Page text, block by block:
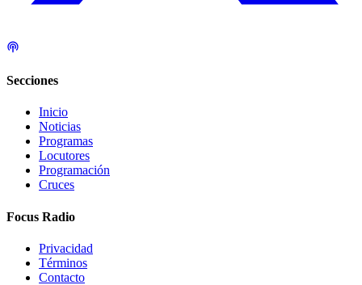
Secciones
Inicio
Noticias
Programas
Locutores
Programación
Cruces
Focus Radio
Privacidad
Términos
Contacto